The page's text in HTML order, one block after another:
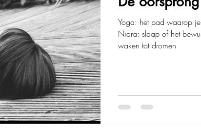
Yoga: het pad waarop
Nidra: slaap of het
waken tot dromen